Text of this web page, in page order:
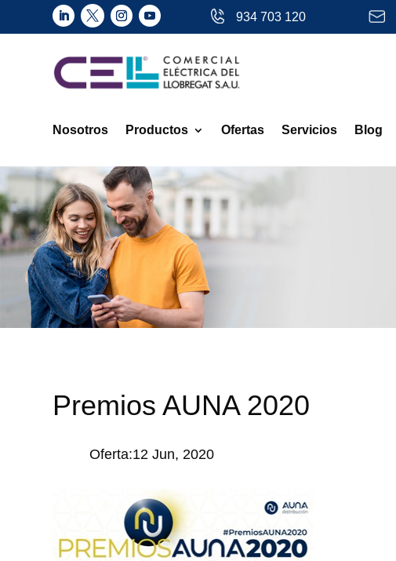
934 703 120
Nosotros Productos Ofertas Servicios Blog
Premios AUNA 2020
Oferta:12 Jun, 2020